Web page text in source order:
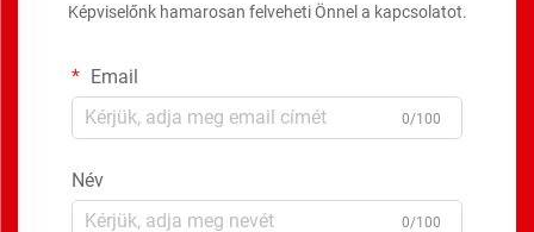
Képviselőnk hamarosan felveheti Önnel a kapcsolatot.
Email
0/100
Név
0/100